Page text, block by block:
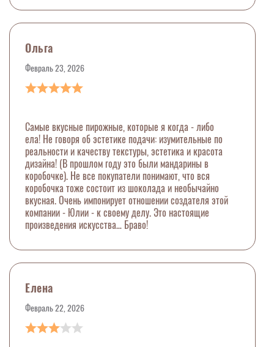
Ольга
Февраль 23, 2026
Самые вкусные пирожные, которые я когда - либо
ела! Не говоря об эстетике подачи: изумительные по
реальности и качеству текстуры, эстетика и красота
дизайна! (В прошлом году это были мандарины в
коробочке). Не все покупатели понимают, что вся
коробочка тоже состоит из шоколада и необычайно
вкусная. Очень импонирует отношении создателя этой
компании - Юлии - к своему делу. Это настоящие
произведения искусства… Браво!
Елена
Февраль 22, 2026